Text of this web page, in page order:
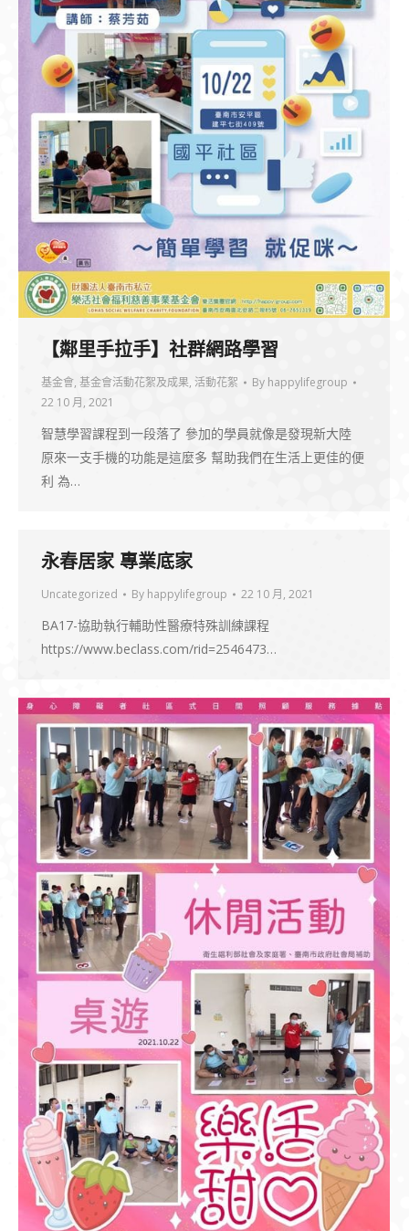
【鄰里手拉手】社群網路學習
基金會, 基金會活動花絮及成果, 活動花絮 By happylifegroup
22 10 月, 2021
智慧學習課程到一段落了 參加的學員就像是發現新大陸
原來一支手機的功能是這麼多 幫助我們在生活上更佳的便
利 為…
永春居家 專業底家
Uncategorized By happylifegroup 22 10 月, 2021
BA17-協助執行輔助性醫療特殊訓練課程
https://www.beclass.com/rid=2546473…